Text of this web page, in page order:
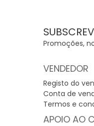
Promoções,
VENDEDOR
Registo do
Conta de
Termos e
APOIO AO